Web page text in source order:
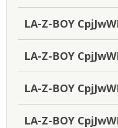
LA-Z-BOY
LA-Z-BOY
LA-Z-BOY
LA-Z-BOY